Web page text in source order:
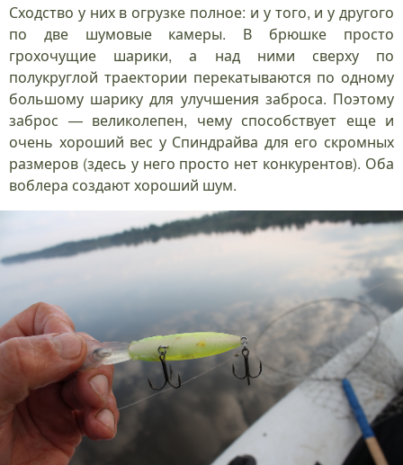
Сходство у них в огрузке полное: и у того, и у другого
по две шумовые камеры. В брюшке просто
грохочущие шарики, а над ними сверху по
полукруглой траектории перекатываются по одному
большому шарику для улучшения заброса. Поэтому
заброс — великолепен, чему способствует еще и
очень хороший вес у Спиндрайва для его скромных
размеров (здесь у него просто нет конкурентов). Оба
воблера создают хороший шум.